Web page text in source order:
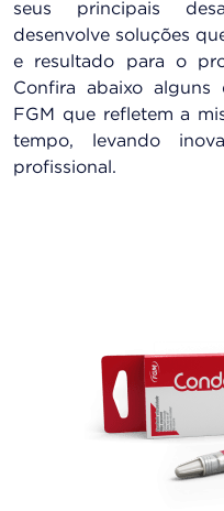
seus principais
desenvolve soluções
e resultado para o
Confira abaixo alguns
FGM que refletem a
tempo, levando
profissional.